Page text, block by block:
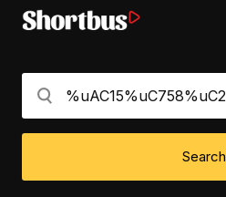
Search